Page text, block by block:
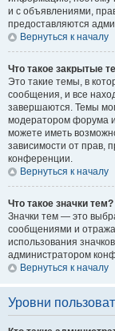
и с объявлениями,
предоставляются
Вернуться к началу
Что такое закрытые
Это такие темы, в
сообщения, и все
завершаются. Темы
модератором форума
можете иметь
зависимости от прав,
конференции.
Вернуться к началу
Что такое значки тем?
Значки тем — это
сообщениями и
использования
администратором
Вернуться к началу
Уровни